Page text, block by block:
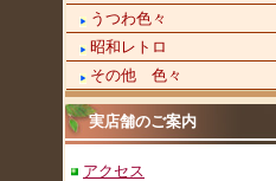
うつわ色々
昭和レトロ
その他 色々
実店舗のご案内
アクセス